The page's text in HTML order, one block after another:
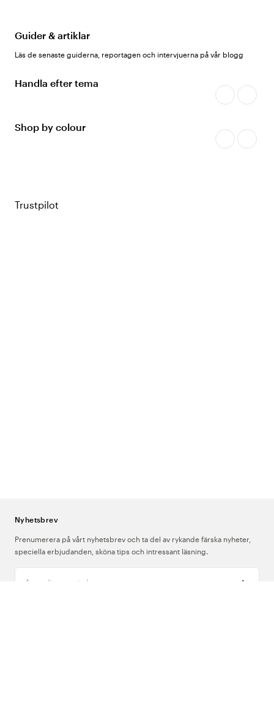
Guider & artiklar
Läs de senaste guiderna, reportagen och intervjuerna på vår blogg
Handla efter tema
Shop by colour
Trustpilot
Nyhetsbrev
Prenumerera på vårt nyhetsbrev och ta del av rykande färska nyheter,
speciella erbjudanden, sköna tips och intressant läsning.